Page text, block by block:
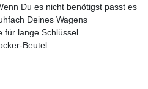
Du es nicht benötigst passt es
Deines Wagens
für lange Schlüssel
Beutel